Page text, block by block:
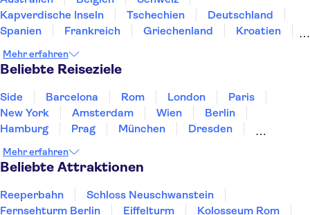
Kapverdische Inseln
Tschechien
Deutschland
Spanien
Frankreich Griechenland
Kroatien
Norwegen
Polen
Mehr erfahren
Beliebte Reiseziele
Side Barcelona Rom London
Paris
New York
Amsterdam Wien
Berlin
Hamburg
Prag München
Dresden
Heidelberg
Bremen
Mehr erfahren
Beliebte Attraktionen
Reeperbahn
Schloss Neuschwanstein
Fernsehturm Berlin
Eiffelturm
Kolosseum Rom